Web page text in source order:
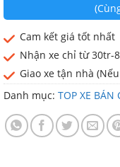
Cam kết giá tốt nhất
Nhận xe chỉ từ 30tr-
Giao xe tận nhà
Danh mục: TOP XE BÁN